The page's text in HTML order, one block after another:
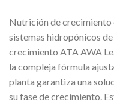
Nutrición de crecimiento
sistemas hidropónicos
crecimiento ATA AWA
la compleja fórmula
planta garantiza una
su fase de crecimiento.